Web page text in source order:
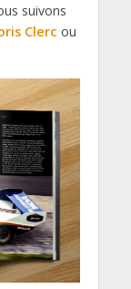
suivons
Clerc ou